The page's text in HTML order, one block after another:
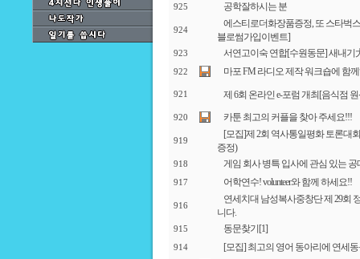
925 공학잘하시는 분
924
에스티로더화장품증정, 또 스타벅
블로썸가입이벤트]
923 서연고이숙 연합[수원동문] 새내기
922 마포 FM 라디오 제작 워크숍에 함
921 제 6회 온라인 e-포럼 개최[음식점
920 카툰 최고의 커플을 찾아 주세요!!!
919
[모집]제 2회 역사통일평화 토론대
증정)
918 게임 회사 병특 입사에 관심 있는 공
917 어학연수! volunteer와 함께 하세요!!
916
연세치대 남성복사중창단 제 29회
니다.
915 동문찾기 [1]
914 [모집] 최고의 영어 동아리에 연세